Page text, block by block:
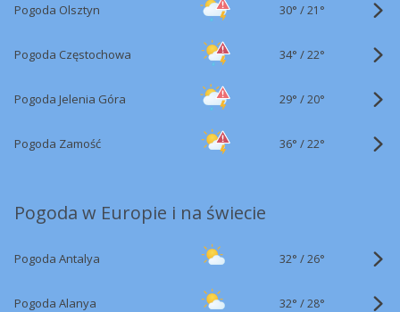
Pogoda Olsztyn 30° /21°
Pogoda Częstochowa 34° /22°
Pogoda Jelenia Góra 29° /20°
Pogoda Zamość 36° /22°
Pogoda w Europie i na świecie
Pogoda Antalya 32° /26°
Pogoda Alanya 32° /28°